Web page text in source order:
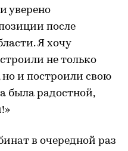
уверено
после
Я хочу
не только
и построили свою
была радостной,
в очередной раз